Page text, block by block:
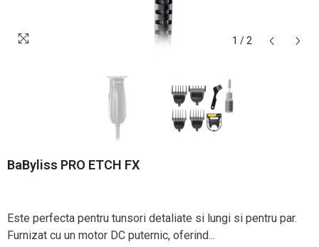
1 / 2
BaByliss PRO ETCH FX
Este perfecta pentru tunsori detaliate si lungi si pentru par.
Furnizat cu un motor DC puternic, oferind...